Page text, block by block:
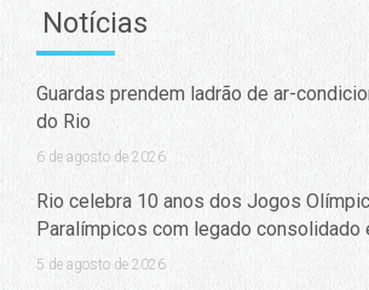
Notícias
Guardas prendem ladrão de ar-
do Rio
6 de agosto de 2026
Rio celebra 10 anos dos Jogos
Paralímpicos com legado consolidado
5 de agosto de 2026